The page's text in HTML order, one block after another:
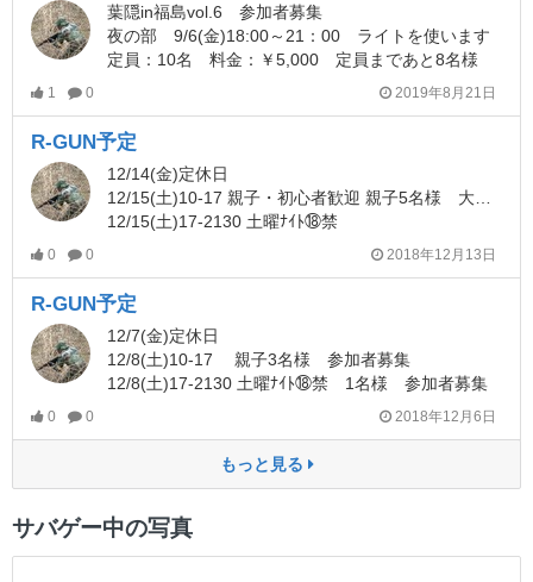
葉隠in福島vol.6 参加者募集
夜の部 9/6(金)18:00～21：00 ライトを使います
定員：10名 料金：￥5,000 定員まであと8名様
1 0 2019年8月21日
R-GUN予定
12/14(金)定休日
12/15(土)10-17 親子・初心者歓迎 親子5名様 大人2名様
12/15(土)17-2130 土曜ﾅｲﾄ⑱禁
0 0 2018年12月13日
R-GUN予定
12/7(金)定休日
12/8(土)10-17 親子3名様 参加者募集
12/8(土)17-2130 土曜ﾅｲﾄ⑱禁 1名様 参加者募集
0 0 2018年12月6日
もっと見る
サバゲー中の写真